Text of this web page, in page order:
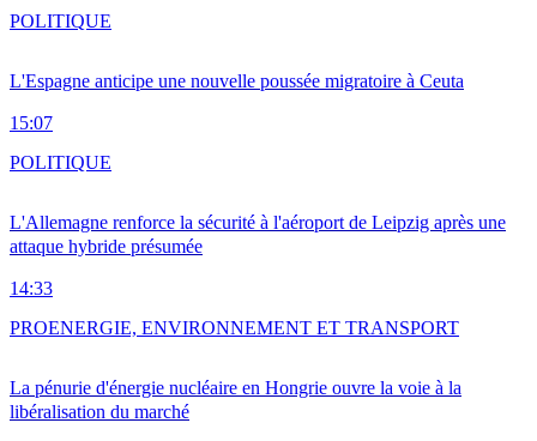
L'Espagne anticipe une nouvelle poussée migratoire à Ceuta
15:07
POLITIQUE
L'Allemagne renforce la sécurité à l'aéroport de Leipzig après une
attaque hybride présumée
14:33
POLITIQUE
La pénurie d'énergie nucléaire en Hongrie ouvre la voie à la
libéralisation du marché
PROENERGIE, ENVIRONNEMENT ET TRANSPORT